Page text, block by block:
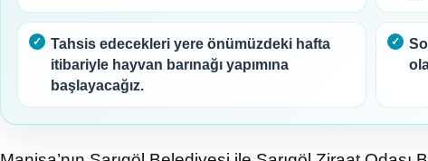
Tahsis edecekleri yere önümüzdeki hafta
itibariyle hayvan barınağı yapımına
başlayacağız.